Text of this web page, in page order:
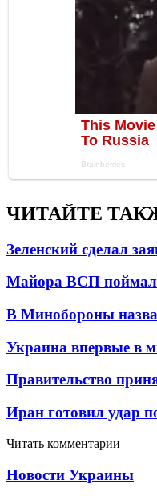
ЧИТАЙТЕ
Зеленский сделал
Майора ВСП
В Минобороны
Украина впервые в
Правительство
Иран готовил удар
Читать комментарии
Новости Украины